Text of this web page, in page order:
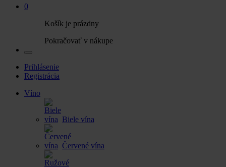
0
Košík je prázdny
Pokračovať v nákupe
Prihlásenie
Registrácia
Víno
Biele vína
Červené vína